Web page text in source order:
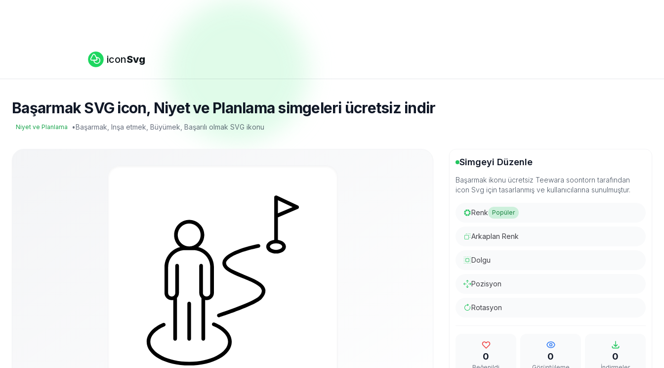
iconSvg
Başarmak SVG icon, Niyet ve Planlama simgeleri ücretsiz indir
Niyet ve Planlama •Başarmak, Inşa etmek, Büyümek, Başarılı olmak SVG ikonu
Simgeyi Düzenle
Başarmak ikonu ücretsiz Teewara soontorn tarafından
icon Svg için tasarlanmış ve kullanıcılarına sunulmuştur.
Renk Popüler
Arkaplan Renk
Dolgu
Pozisyon
Rotasyon
0 0 0